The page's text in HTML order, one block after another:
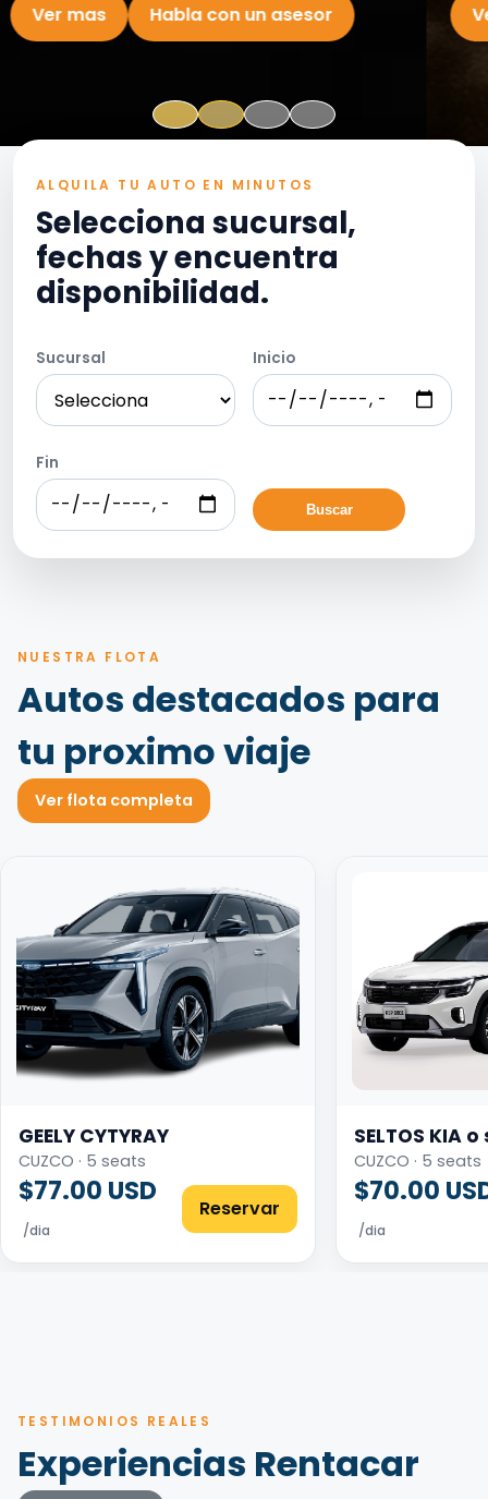
Ver flota completa Habla con un asesor
ALQUILA TU AUTO EN MINUTOS
Selecciona sucursal,
fechas y encuentra
disponibilidad.
Sucursal Inicio
Fin
Buscar
NUESTRA FLOTA
Autos destacados para
tu proximo viaje
Ver flota completa
GEELY CYTYRAY
CUZCO · 5 seats
$77.00 USD
/dia
Reservar
SELTOS KIA
CUZCO · 5 seats
$70.00
/dia
TESTIMONIOS REALES
Experiencias Rentacar